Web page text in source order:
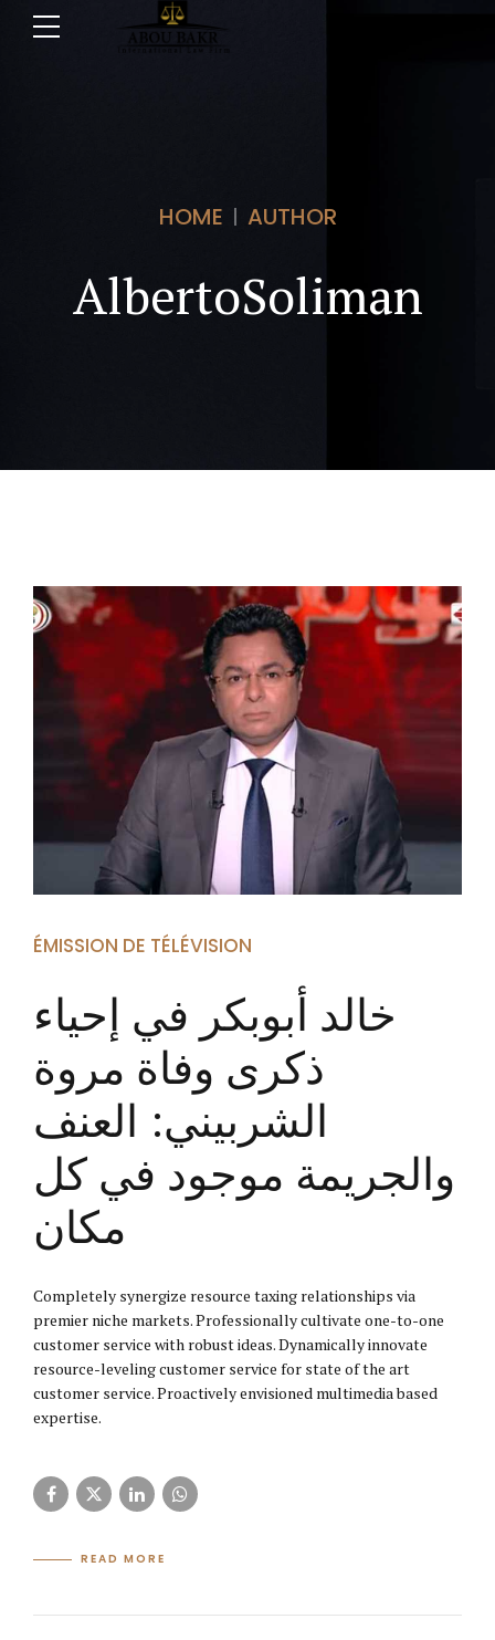
HOME AUTHOR
AlbertoSoliman
ÉMISSION DE TÉLÉVISION
خالد أبوبكر في إحياء
ذكرى وفاة مروة
الشربيني: العنف
والجريمة موجود في كل
مكان
Completely synergize resource taxing relationships via
premier niche markets. Professionally cultivate one-to-one
customer service with robust ideas. Dynamically innovate
resource-leveling customer service for state of the art
customer service. Proactively envisioned multimedia based
expertise.
READ MORE